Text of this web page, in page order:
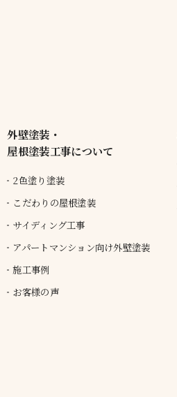
外壁塗装・
屋根塗装工事について
2色塗り塗装
こだわりの屋根塗装
サイディング工事
アパートマンション向け外壁塗装
施工事例
お客様の声